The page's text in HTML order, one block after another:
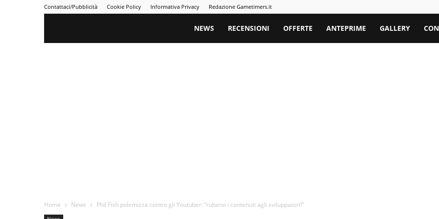
Contattaci/Pubblicità Cookie Policy Informativa Privacy Redazione Gametimers.it
Gametimers
NEWS RECENSIONI OFFERTE ANTEPRIME GALLERY
Home News Phil Fish polemizza contro gli Youtuber: “rubano i contenuti agli sviluppatori!”